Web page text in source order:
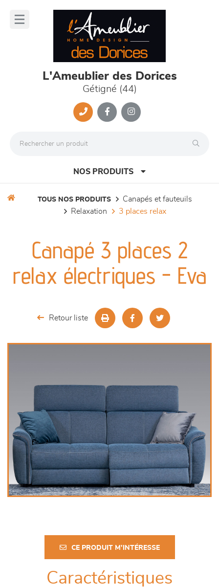
L'Ameublier des Dorices
Gétigné (44)
NOS PRODUITS
séjours
meubles de complément
décoration
TOUS NOS PRODUITS
canapés et fauteuils
relaxation
3 places relax
Canapé 3 places 2
relax électriques - Eva
Retour liste
CE PRODUIT M'INTÉRESSE
Caractéristiques